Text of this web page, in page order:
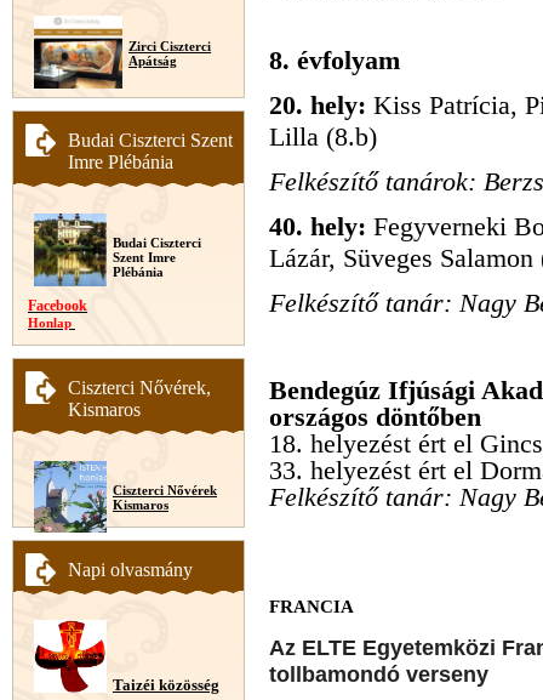
Zirci Ciszterci
Apátság
Budai Ciszterci Szent
Imre Plébánia
Budai Ciszterci
Szent Imre
Plébánia
Facebook
Honlap
Ciszterci Nővérek,
Kismaros
Ciszterci Nővérek
Kismaros
Napi olvasmány
Taizéi közösség
8. évfolyam
20. hely: Kiss Patrícia,
Lilla (8.b)
Felkészítő tanárok:
40. hely: Fegyverneki
Lázár, Süveges Salamon
Felkészítő tanár: Nagy
Bendegúz Ifjúsági
országos döntőben
18. helyezést ért el
33. helyezést ért el
Felkészítő tanár: Nagy
FRANCIA
Az ELTE Egyetemközi
tollbamondó verseny